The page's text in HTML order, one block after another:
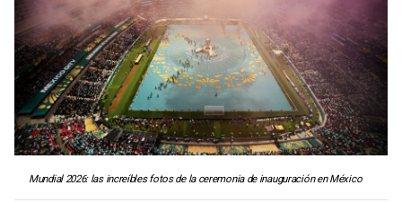
Mundial 2026: las increíbles fotos de la ceremonia de inauguración en México